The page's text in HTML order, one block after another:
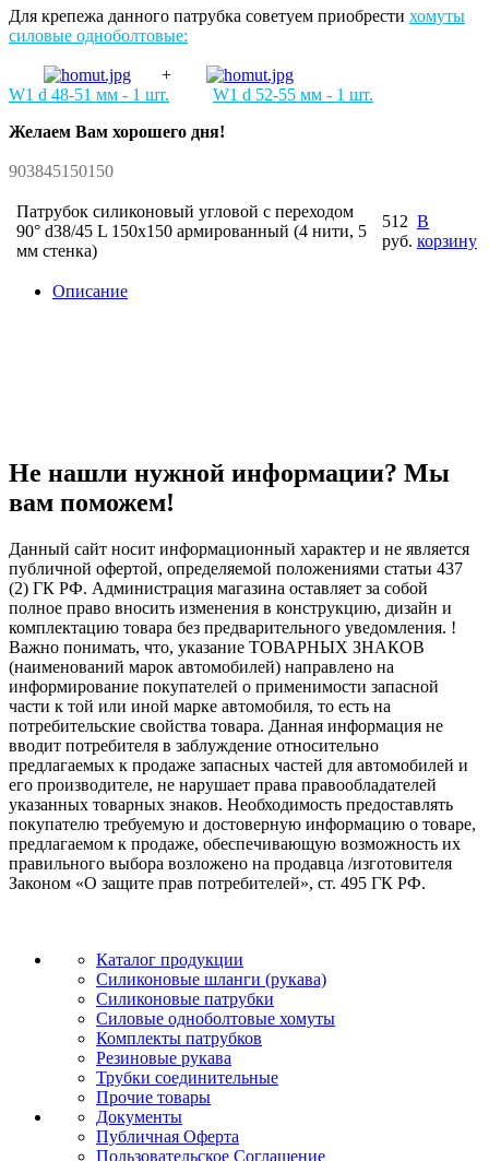
Для крепежа данного патрубка советуем приобрести хомуты
силовые одноболтовые:
+
W1 d 48-51 мм - 1 шт.
W1 d 52-55 мм - 1 шт.
Желаем Вам хорошего дня!
903845150150
Патрубок силиконовый угловой с переходом
90° d38/45 L 150x150 армированный (4 нити, 5
мм стенка)
512
руб.
В
корзину
Описание
Не нашли нужной информации? Мы
вам поможем!
Данный сайт носит информационный характер и не является
публичной офертой, определяемой положениями статьи 437
(2) ГК РФ. Администрация магазина оставляет за собой
полное право вносить изменения в конструкцию, дизайн и
комплектацию товара без предварительного уведомления. !
Важно понимать, что, указание ТОВАРНЫХ ЗНАКОВ
(наименований марок автомобилей) направлено на
информирование покупателей о применимости запасной
части к той или иной марке автомобиля, то есть на
потребительские свойства товара. Данная информация не
вводит потребителя в заблуждение относительно
предлагаемых к продаже запасных частей для автомобилей и
его производителе, не нарушает права правообладателей
указанных товарных знаков. Необходимость предоставлять
покупателю требуемую и достоверную информацию о товаре,
предлагаемом к продаже, обеспечивающую возможность их
правильного выбора возложено на продавца /изготовителя
Законом «О защите прав потребителей», ст. 495 ГК РФ.
Каталог продукции
Силиконовые шланги (рукава)
Силиконовые патрубки
Силовые одноболтовые хомуты
Комплекты патрубков
Резиновые рукава
Трубки соединительные
Прочие товары
Документы
Публичная Оферта
Пользовательское Соглашение